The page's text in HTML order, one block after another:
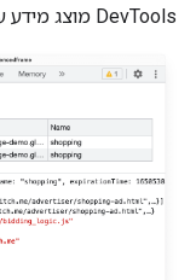
DevTools מוצג מידע על האירועים